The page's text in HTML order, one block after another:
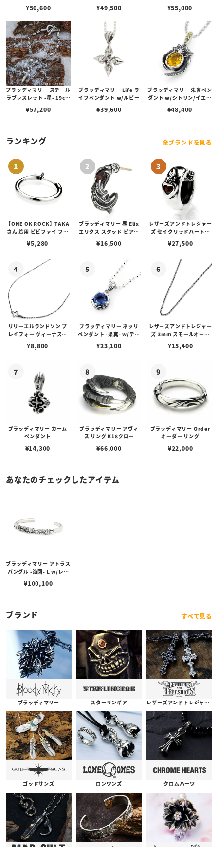
¥50,600 ¥49,500 ¥55,000
ブラッディマリー ステール
ラブレスレット -星- 19cm
¥57,200
ブラッディマリー Life ラ
イフペンダント w/ルビー
¥39,600
ブラッディマリー 朱雀ペン
ダント w/シトリン/イエロ
¥48,400
ランキング 全ブランドを見る
【ONE OK ROCK】TAKA
さん 着用 ビビファイ フー
¥5,280
ブラッディマリー 昼 Elix
エリクス スタッド ピアス
¥16,500
レザーズアンドトレジャー
ズ セイクリッドハートピ
¥27,500
リリーエルランドソン プ
レイフォー ヴィーナスチ
¥8,800
ブラッディマリー ネッリ
ペンダント -果実- w/ティ
¥23,100
レザーズアンドトレジャー
ズ 3mm スモールオーバ
ブスタークラスプ＆LTロ
¥15,400
ブラッディマリー カーム
ペンダント
¥14,300
ブラッディマリー アヴィ
ス リング K18クロー
¥66,000
ブラッディマリー Order
オーダー リング
¥22,000
あなたのチェックしたアイテム
ブラッディマリー アトラス
バングル -海図- L w/レッ
¥100,100
ブランド すべて見る
ブラッディマリー スターリンギア レザーズアンドトレジャーズ
ゴッドサンズ ロンワンズ クロムハーツ